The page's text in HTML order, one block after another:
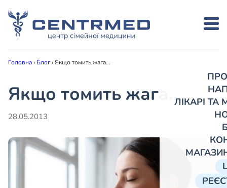
ЛІКАРІ
Головна› Блог›Якщо томить жага…
Якщо томить жага…
28.05.2013